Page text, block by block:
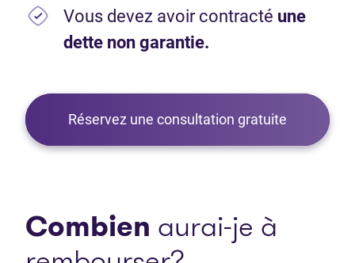
Vous devez avoir contracté une
dette non garantie.
Réservez une consultation gratuite
Combien aurai-je à